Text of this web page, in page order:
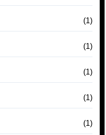
(1)
(1)
(1)
(1)
(1)